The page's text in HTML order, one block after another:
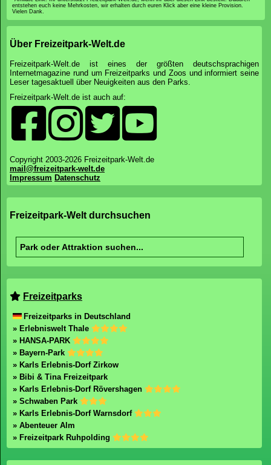
entstehen euch keine Mehrkosten, wir erhalten durch euren Klick aber eine kleine Provision.
Vielen Dank.
Über Freizeitpark-Welt.de
Freizeitpark-Welt.de ist eines der größten deutschsprachigen
Internetmagazine rund um Freizeitparks und Zoos und informiert seine
Leser tagesaktuell über Neuigkeiten aus den Parks.
Freizeitpark-Welt.de ist auch auf:
Copyright 2003-2026 Freizeitpark-Welt.de
mail@freizeitpark-welt.de
Impressum Datenschutz
Freizeitpark-Welt durchsuchen
Freizeitparks
Freizeitparks in Deutschland
» Erlebniswelt Thale
» HANSA-PARK
» Bayern-Park
» Karls Erlebnis-Dorf Zirkow
» Bibi & Tina Freizeitpark
» Karls Erlebnis-Dorf Rövershagen
» Schwaben Park
» Karls Erlebnis-Dorf Warnsdorf
» Abenteuer Alm
» Freizeitpark Ruhpolding